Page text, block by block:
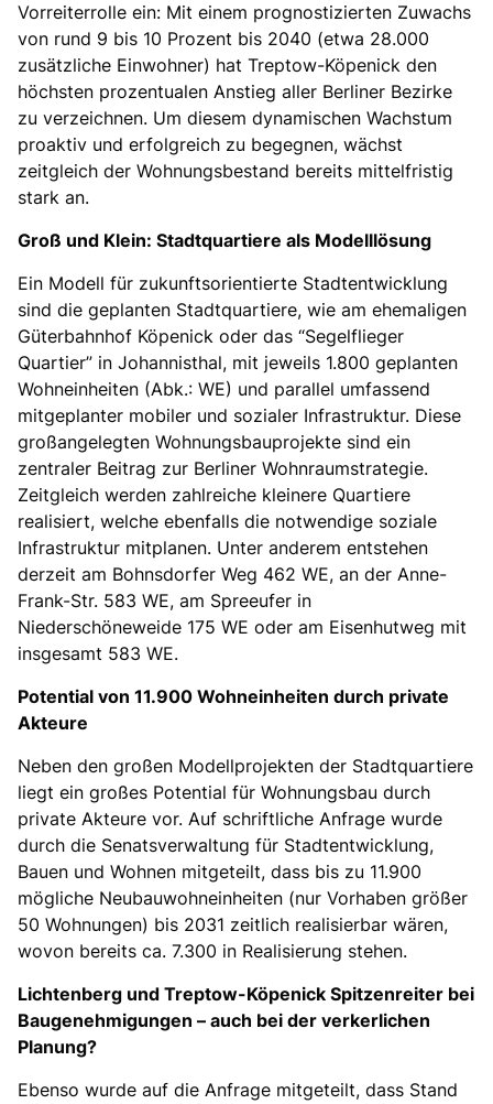
Vorreiterrolle ein: Mit einem prognostizierten Zuwachs
von rund 9 bis 10 Prozent bis 2040 (etwa 28.000
zusätzliche Einwohner) hat Treptow-Köpenick den
höchsten prozentualen Anstieg aller Berliner Bezirke
zu verzeichnen. Um diesem dynamischen Wachstum
proaktiv und erfolgreich zu begegnen, wächst
zeitgleich der Wohnungsbestand bereits mittelfristig
stark an.
Groß und Klein: Stadtquartiere als Modelllösung
Ein Modell für zukunftsorientierte Stadtentwicklung
sind die geplanten Stadtquartiere, wie am ehemaligen
Güterbahnhof Köpenick oder das “Segelflieger
Quartier” in Johannisthal, mit jeweils 1.800 geplanten
Wohneinheiten (Abk.: WE) und parallel umfassend
mitgeplanter mobiler und sozialer Infrastruktur. Diese
großangelegten Wohnungsbauprojekte sind ein
zentraler Beitrag zur Berliner Wohnraumstrategie.
Zeitgleich werden zahlreiche kleinere Quartiere
realisiert, welche ebenfalls die notwendige soziale
Infrastruktur mitplanen. Unter anderem entstehen
derzeit am Bohnsdorfer Weg 462 WE, an der Anne-
Frank-Str. 583 WE, am Spreeufer in
Niederschöneweide 175 WE oder am Eisenhutweg mit
insgesamt 583 WE.
Potential von 11.900 Wohneinheiten durch private
Akteure
Neben den großen Modellprojekten der Stadtquartiere
liegt ein großes Potential für Wohnungsbau durch
private Akteure vor. Auf schriftliche Anfrage wurde
durch die Senatsverwaltung für Stadtentwicklung,
Bauen und Wohnen mitgeteilt, dass bis zu 11.900
mögliche Neubauwohneinheiten (nur Vorhaben größer
50 Wohnungen) bis 2031 zeitlich realisierbar wären,
wovon bereits ca. 7.300 in Realisierung stehen.
Lichtenberg und Treptow-Köpenick Spitzenreiter bei
Baugenehmigungen – auch bei der verkerlichen
Planung?
Ebenso wurde auf die Anfrage mitgeteilt, dass Stand